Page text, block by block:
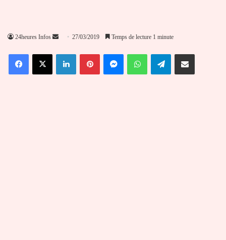
24heures Infos
Envoyer
courriel
27/03/2019 Temps de lecture 1 minute
FacebookX LinkedinPinterestMessengerWhatsAppTelegramPartager par email